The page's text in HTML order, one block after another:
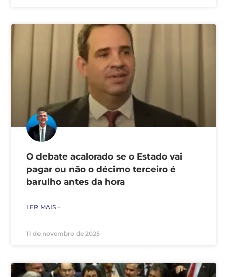
O debate acalorado se o Estado vai
pagar ou não o décimo terceiro é
barulho antes da hora
LER MAIS +
11 de novembro de 2025